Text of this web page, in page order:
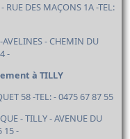
RUE DES MAÇONS 1A -TEL:
AVELINES - CHEMIN DU
-
à TILLY
58 -TEL: - 0475 67 87 55
- TILLY - AVENUE DU
15 -